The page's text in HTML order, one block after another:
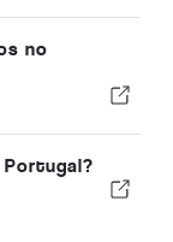
no
Portugal?